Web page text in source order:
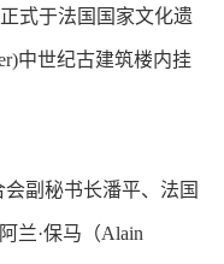
式于法国国家文化遗
中世纪古建筑楼内挂
副秘书长潘平、法国
兰·保马（Alain